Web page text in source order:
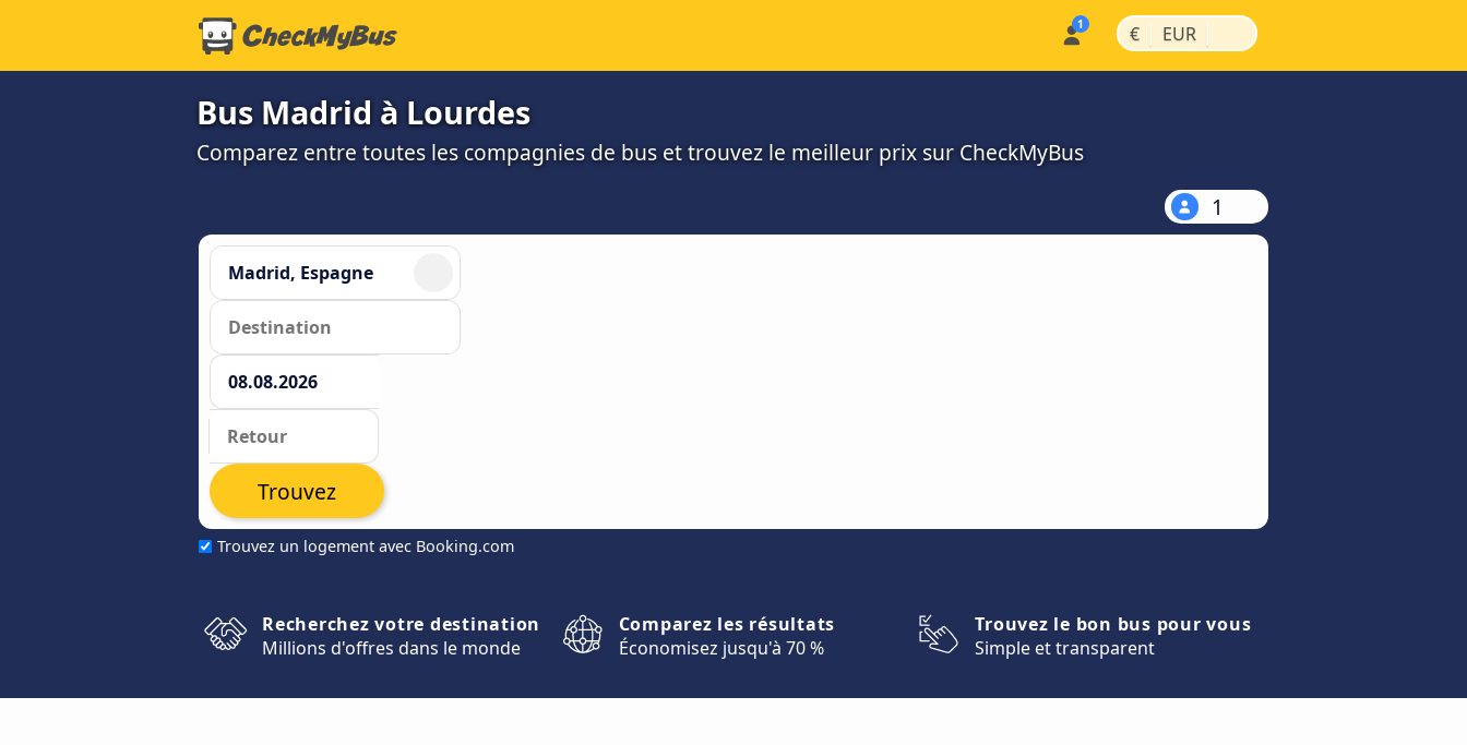
€ | EUR |
Bus Madrid à Lourdes
Comparez entre toutes les compagnies de bus et trouvez le meilleur prix sur CheckMyBus
1
Trouvez un logement avec Booking.com
Trouvez
Recherchez votre destination
Millions d'offres dans le monde
Comparez les résultats
Économisez jusqu'à 70 %
Trouvez le bon bus pour vous
Simple et transparent